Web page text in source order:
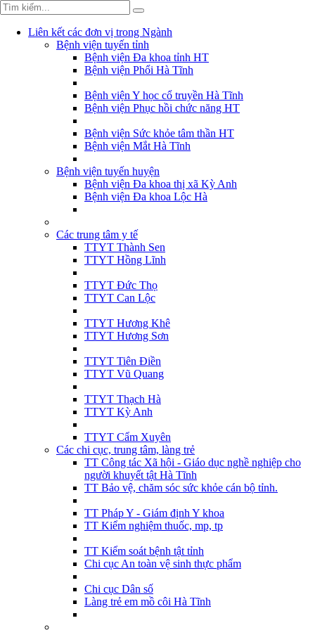
Liên kết các đơn vị trong Ngành
Bệnh viện tuyến tỉnh
Bệnh viện Đa khoa tỉnh HT
Bệnh viện Phổi Hà Tĩnh
Bệnh viện Y học cổ truyền Hà Tĩnh
Bệnh viện Phục hồi chức năng HT
Bệnh viện Sức khỏe tâm thần HT
Bệnh viện Mắt Hà Tĩnh
Bệnh viện tuyến huyện
Bệnh viện Đa khoa thị xã Kỳ Anh
Bệnh viện Đa khoa Lộc Hà
Các trung tâm y tế
TTYT Thành Sen
TTYT Hồng Lĩnh
TTYT Đức Thọ
TTYT Can Lộc
TTYT Hương Khê
TTYT Hương Sơn
TTYT Tiên Điền
TTYT Vũ Quang
TTYT Thạch Hà
TTYT Kỳ Anh
TTYT Cẩm Xuyên
Các chi cục, trung tâm, làng trẻ
TT Công tác Xã hội - Giáo dục nghề nghiệp cho
người khuyết tật Hà Tĩnh
TT Bảo vệ, chăm sóc sức khỏe cán bộ tỉnh.
TT Pháp Y - Giám định Y khoa
TT Kiểm nghiệm thuốc, mp, tp
TT Kiểm soát bệnh tật tỉnh
Chi cục An toàn vệ sinh thực phẩm
Chi cục Dân số
Làng trẻ em mồ côi Hà Tĩnh